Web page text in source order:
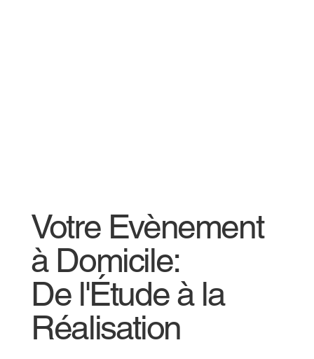
Votre Evènement
à Domicile:
De l'Étude à la
Réalisation